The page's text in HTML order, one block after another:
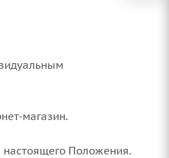
магазин.
Положения.